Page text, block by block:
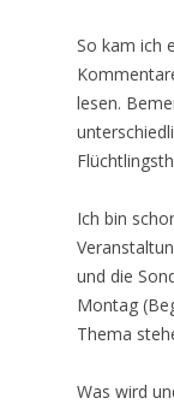
So kam ich
lesen.
Ich bin
und die
Montag
Thema
Was wird